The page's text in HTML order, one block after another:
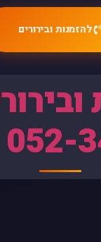
להזמנות ובירורים
052-